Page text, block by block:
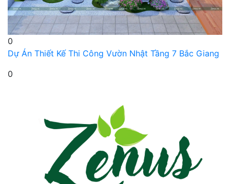
0
Dự Án Thiết Kế Thi Công Vườn Nhật Tầng 7 Bắc Giang
0